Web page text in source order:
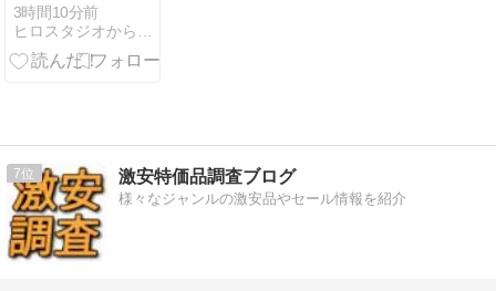
アサイーブレ
スカット グレ
01:59まで
いタブ」と
「縦並びタ
ブ」の活用
させた工夫
3時間10分前
ヒロスタジオから見える世界
7 激安特価品調査ブログ
様々なジャンルの激安品やセール情報を紹介